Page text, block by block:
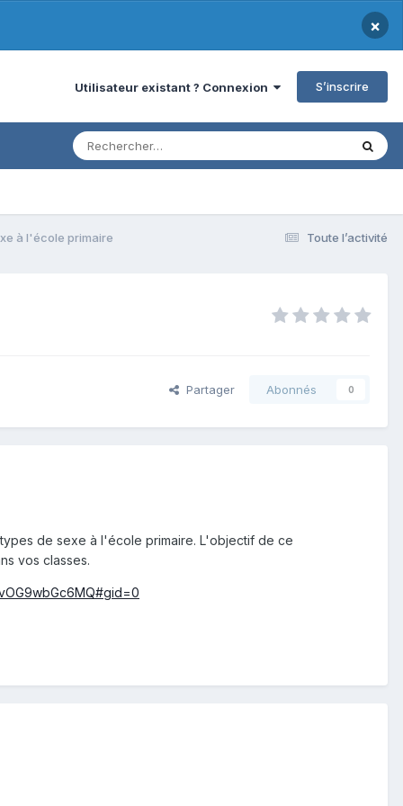
×
Utilisateur existant ? Connexion S’inscrire
Toute l’activité
à l'école primaire
Partager Abonnés 0
de sexe à l'école primaire. L'objectif de ce
vos classes.